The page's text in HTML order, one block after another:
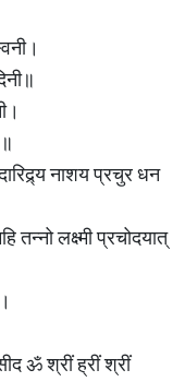
नाशय प्रचुर धन
तन्नो लक्ष्मी प्रचोदयात्
ॐ श्रीं ह्रीं श्रीं